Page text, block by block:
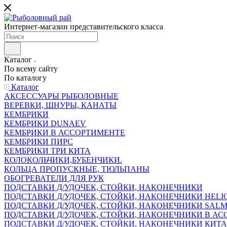
Интернет-магазин представительского класса
Каталог
По всему сайту
По каталогу
Каталог
АКСЕССУАРЫ РЫБОЛОВНЫЕ
ВЕРЕВКИ, ШНУРЫ, КАНАТЫ
КЕМБРИКИ
КЕМБРИКИ DUNAEV
КЕМБРИКИ В АССОРТИМЕНТЕ
КЕМБРИКИ ПИРС
КЕМБРИКИ ТРИ КИТА
КОЛОКОЛЬЧИКИ,БУБЕНЧИКИ.
КОЛЬЦА ПРОПУСКНЫЕ, ТЮЛЬПАНЫ
ОБОГРЕВАТЕЛИ ДЛЯ РУК
ПОДСТАВКИ Д/УДОЧЕК, СТОЙКИ, НАКОНЕЧНИКИ
ПОДСТАВКИ Д/УДОЧЕК, СТОЙКИ, НАКОНЕЧНИКИ
ПОДСТАВКИ Д/УДОЧЕК, СТОЙКИ, НАКОНЕЧНИКИ
ПОДСТАВКИ Д/УДОЧЕК, СТОЙКИ, НАКОНЕЧНИКИ В
ПОДСТАВКИ Д/УДОЧЕК, СТОЙКИ, НАКОНЕЧНИКИ